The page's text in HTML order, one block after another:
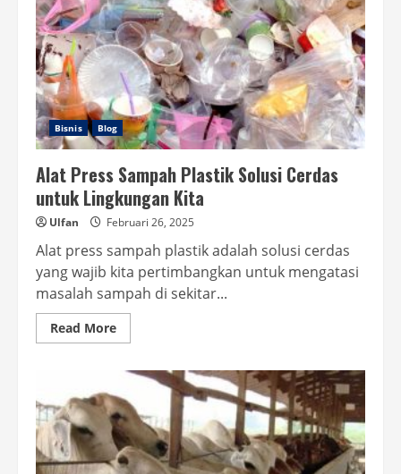
Bisnis Blog
Alat Press Sampah Plastik Solusi Cerdas
untuk Lingkungan Kita
Ulfan Februari 26, 2025
Alat press sampah plastik adalah solusi cerdas
yang wajib kita pertimbangkan untuk mengatasi
masalah sampah di sekitar...
Read MoreRead
more
Press
Sampah
Plastik
Solusi
Cerdas
untuk
Lingkungan
Kita